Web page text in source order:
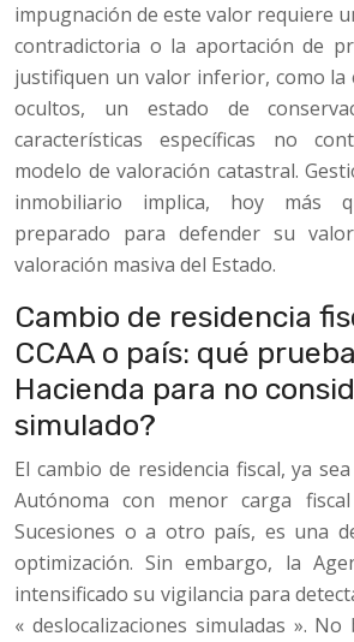
impugnación de este valor requiere
contradictoria o la aportación de
justifiquen un valor inferior, como la
ocultos, un estado de
características específicas no
modelo de valoración catastral.
inmobiliario implica, hoy más
preparado para defender su
valoración masiva del Estado.
Cambio de residencia
CCAA o país: qué
Hacienda para no
simulado?
El cambio de residencia fiscal, ya
Autónoma con menor carga
Sucesiones o a otro país, es una
optimización. Sin embargo, la
intensificado su vigilancia para
« deslocalizaciones simuladas ».